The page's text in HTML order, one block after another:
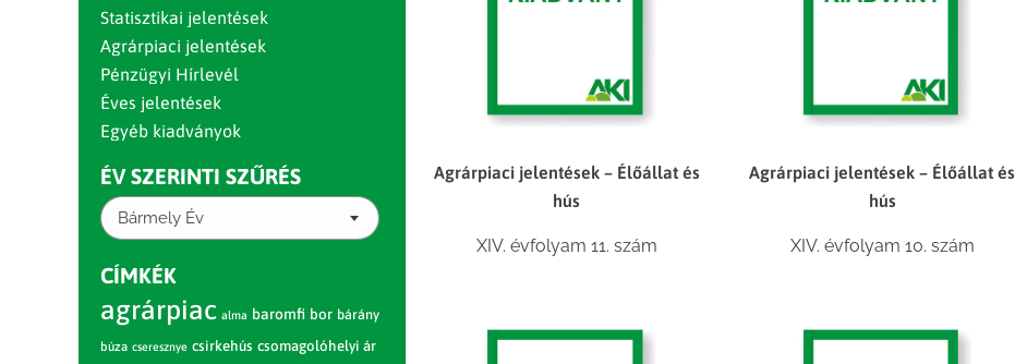
Agrárpiaci jelentések – Élőállat és
hús
XIV. évfolyam 11. szám
Agrárpiaci jelentések – Élőállat és
hús
XIV. évfolyam 10. szám
Statisztikai jelentések
Agrárpiaci jelentések
Pénzügyi Hírlevél
Éves jelentések
Egyéb kiadványok
ÉV SZERINTI SZŰRÉS
Bármely Év
CÍMKÉK
agrárpiac alma baromfi bor bárány
búza cseresznye csirkehús csomagolóhelyi ár